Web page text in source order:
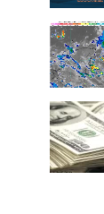
CLIMA
MERCADOS